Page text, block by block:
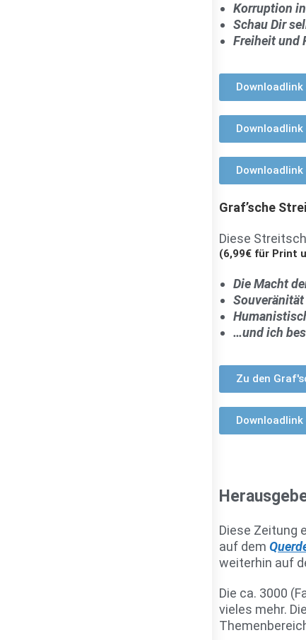
Korruption
Schau Dir
Freiheit und
Graf’sche
Diese
(6,99€ für Print
Die Macht
…und ich
Zu den
Diese Zeitung
auf dem Q
weiterhin auf
Die ca. 3000
vieles mehr.